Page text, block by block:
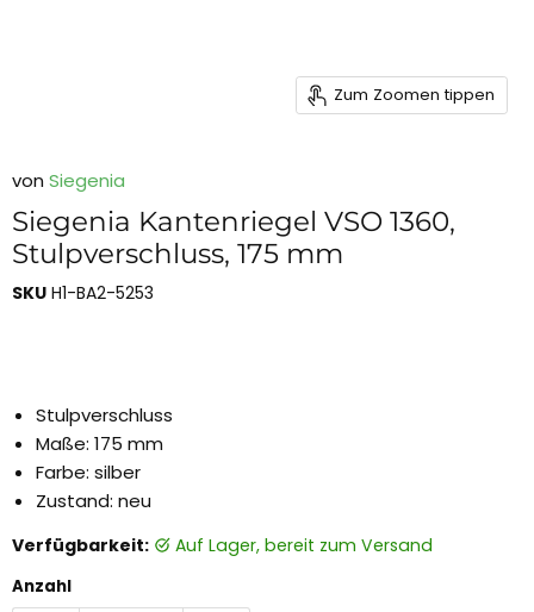
Zum Zoomen tippen
von Siegenia
Siegenia Kantenriegel VSO 1360,
Stulpverschluss, 175 mm
SKU H1-BA2-5253
Stulpverschluss
Maße: 175 mm
Farbe: silber
Zustand: neu
Verfügbarkeit: auf Lager, bereit zum Versand
Anzahl